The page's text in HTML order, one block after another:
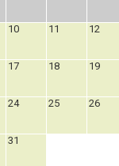
10 11 12
17 18 19
24 25 26
31